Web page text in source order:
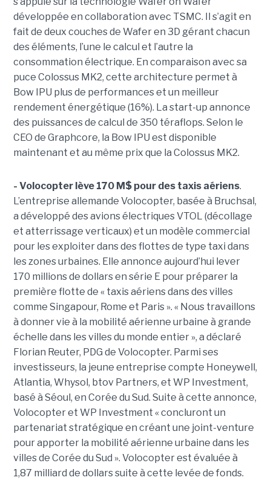
développée en collaboration avec TSMC. Il s’agit en
fait de deux couches de Wafer en 3D gérant chacun
des éléments, l’une le calcul et l’autre la
consommation électrique. En comparaison avec sa
puce Colossus MK2, cette architecture permet à
Bow IPU plus de performances et un meilleur
rendement énergétique (16%). La start-up annonce
des puissances de calcul de 350 téraflops. Selon le
CEO de Graphcore, la Bow IPU est disponible
maintenant et au même prix que la Colossus MK2.
- Volocopter lève 170 M$ pour des taxis aériens.
L’entreprise allemande Volocopter, basée à Bruchsal,
a développé des avions électriques VTOL (décollage
et atterrissage verticaux) et un modèle commercial
pour les exploiter dans des flottes de type taxi dans
les zones urbaines. Elle annonce aujourd’hui lever
170 millions de dollars en série E pour préparer la
première flotte de « taxis aériens dans des villes
comme Singapour, Rome et Paris ». « Nous travaillons
à donner vie à la mobilité aérienne urbaine à grande
échelle dans les villes du monde entier », a déclaré
Florian Reuter, PDG de Volocopter. Parmi ses
investisseurs, la jeune entreprise compte Honeywell,
Atlantia, Whysol, btov Partners, et WP Investment,
basé à Séoul, en Corée du Sud. Suite à cette annonce,
Volocopter et WP Investment « concluront un
partenariat stratégique en créant une joint-venture
pour apporter la mobilité aérienne urbaine dans les
villes de Corée du Sud ». Volocopter est évaluée à
1,87 milliard de dollars suite à cette levée de fonds.